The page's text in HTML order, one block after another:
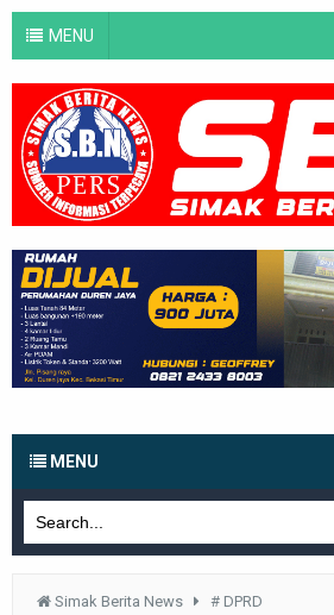
MENU
MENU
Simak Berita News # DPRD